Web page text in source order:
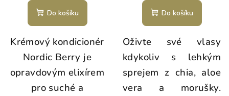
Do košíku
Krémový kondicionér
Nordic Berry je
opravdovým elixírem
pro suché a
Do košíku
Oživte své vlasy
kdykoliv s lehkým
sprejem z chia, aloe
vera a morušky.